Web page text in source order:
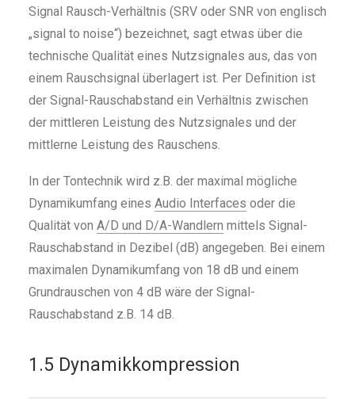
Signal Rausch-Verhältnis (SRV oder SNR von englisch
„signal to noise“) bezeichnet, sagt etwas über die
technische Qualität eines Nutzsignales aus, das von
einem Rauschsignal überlagert ist. Per Definition ist
der Signal-Rauschabstand ein Verhältnis zwischen
der mittleren Leistung des Nutzsignales und der
mittlerne Leistung des Rauschens.
In der Tontechnik wird z.B. der maximal mögliche
Dynamikumfang eines Audio Interfaces oder die
Qualität von A/D und D/A-Wandlern mittels Signal-
Rauschabstand in Dezibel (dB) angegeben. Bei einem
maximalen Dynamikumfang von 18 dB und einem
Grundrauschen von 4 dB wäre der Signal-
Rauschabstand z.B. 14 dB.
1.5 Dynamikkompression